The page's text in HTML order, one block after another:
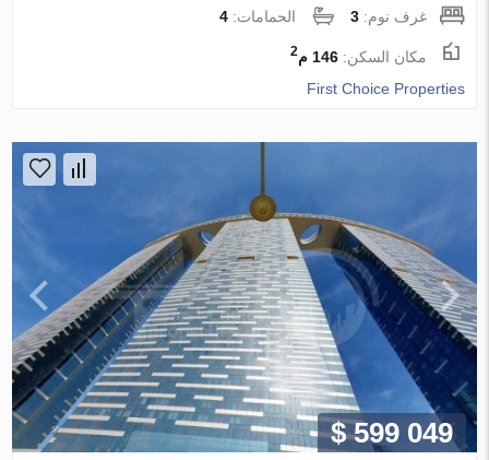
غرف نوم:3 الحمامات:4
مكان السكن:146 م 2
First Choice Properties
$ 599 049